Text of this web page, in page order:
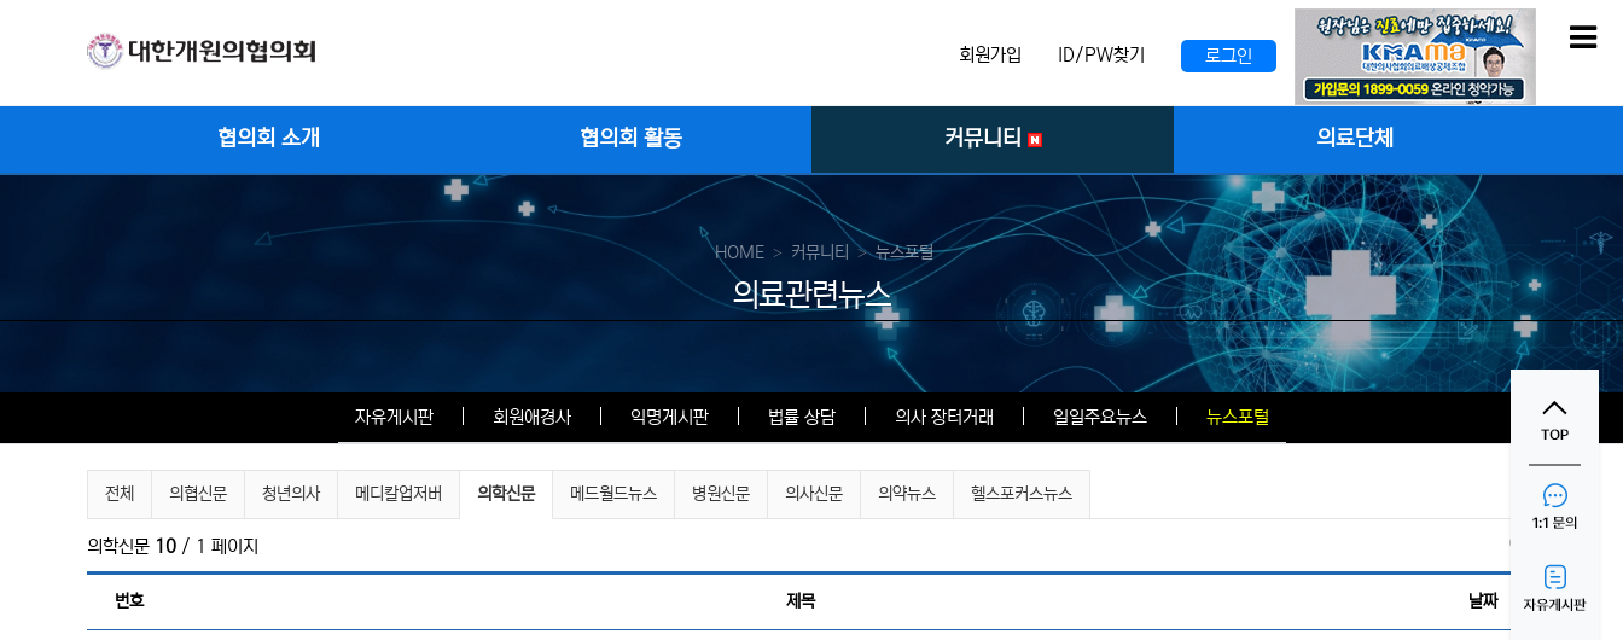
회원가입 ID/PW찾기 로그인
협의회 소개 협의회 활동 커뮤니티 의료단체
의료관련뉴스
HOME 커뮤니티 뉴스포털
자유게시판 회원애경사 익명게시판 법률 상담 의사 장터거래 일일주요뉴스 뉴스포털
의료관련뉴스 분류 목록
전체 의협신문 청년의사 메디칼업저버 현재 분류
의학신문 메드월드뉴스 병원신문 의사신문 의약뉴스 헬스포커스뉴스
의학신문 10 / 1 페이지
게시판 검색
번호
제목 날짜